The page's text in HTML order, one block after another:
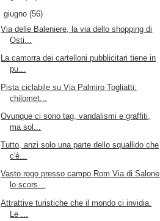
giugno (56)
Via delle Baleniere, la via dello shopping di
Osti...
La camorra dei cartelloni pubblicitari tiene in
pu...
Pista ciclabile su Via Palmiro Togliatti:
chilomet...
Ovunque ci sono tag, vandalismi e graffiti,
ma sol...
Tutto, anzi solo una parte dello squallido che
c'è...
Vasto rogo presso campo Rom Via di Salone
lo scors...
Attrattive turistiche che il mondo ci invidia.
Le ...